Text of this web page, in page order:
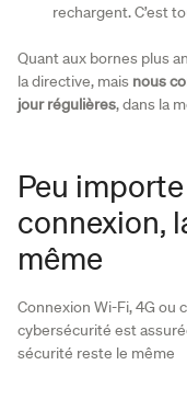
rechargent. C’est
Quant aux bornes plus
la directive, mais nous
jour régulières, dans la
Peu
connexion,
même
Connexion Wi-Fi, 4G ou
cybersécurité est
sécurité reste le même